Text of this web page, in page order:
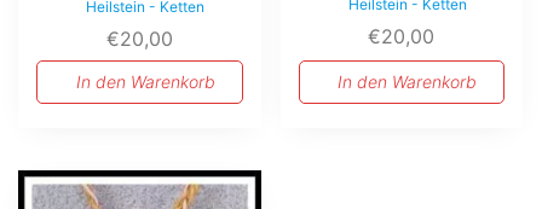
Heilstein - Ketten
€20,00
In den Warenkorb
Heilstein - Ketten
€20,00
In den Warenkorb